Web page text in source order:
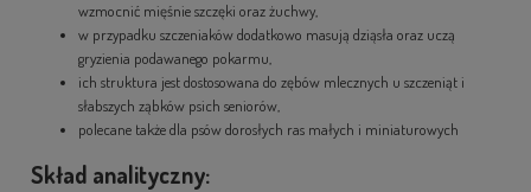
wzmocnić mięśnie szczęki oraz żuchwy,
w przypadku szczeniaków dodatkowo masują dziąsła oraz uczą
gryzienia podawanego pokarmu,
ich struktura jest dostosowana do zębów mlecznych u szczeniąt i
słabszych ząbków psich seniorów,
polecane także dla psów dorosłych ras małych i miniaturowych
Skład analityczny: